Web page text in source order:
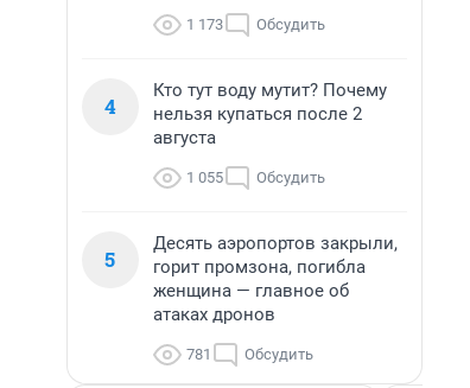
1 173 Обсудить
4
Кто тут воду мутит? Почему
нельзя купаться после 2
августа
1 055 Обсудить
5
Десять аэропортов закрыли,
горит промзона, погибла
женщина — главное об
атаках дронов
781 Обсудить